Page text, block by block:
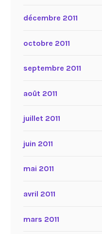
décembre 2011
octobre 2011
septembre 2011
août 2011
juillet 2011
juin 2011
mai 2011
avril 2011
mars 2011